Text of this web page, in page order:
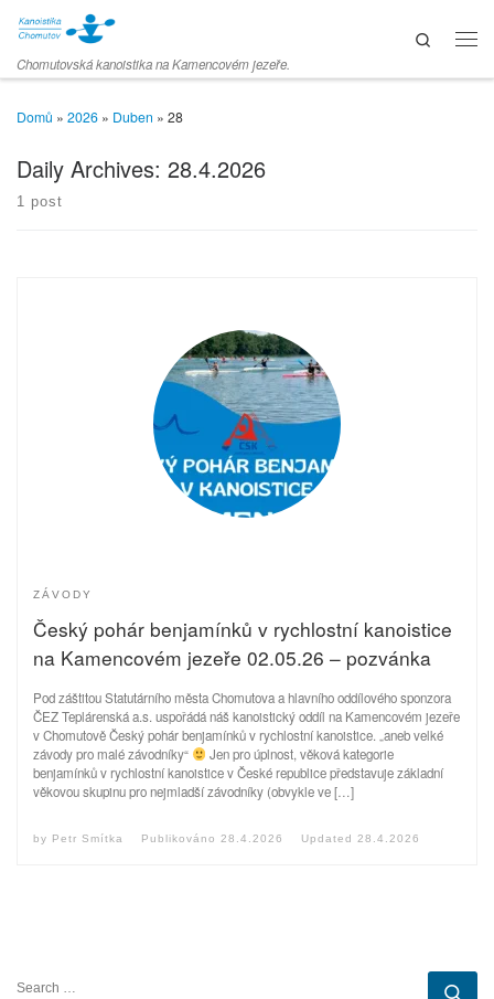
Skip to content
Chomutovská kanoistika na Kamencovém jezeře.
Search
Domů » 2026 » Duben » 28
Daily Archives: 28.4.2026
1 post
ZÁVODY
Český pohár benjamínků v rychlostní kanoistice
na Kamencovém jezeře 02.05.26 – pozvánka
Pod záštitou Statutárního města Chomutova a hlavního oddílového sponzora
ČEZ Teplárenská a.s. uspořádá náš kanoistický oddíl na Kamencovém jezeře
v Chomutově Český pohár benjamínků v rychlostní kanoistice. „aneb velké
závody pro malé závodníky“
Jen pro úplnost, věková kategorie
benjamínků v rychlostní kanoistice v České republice představuje základní
věkovou skupinu pro nejmladší závodníky (obvykle ve […]
by Petr Smítka Publikováno 28.4.2026 Updated 28.4.2026
SEARCH